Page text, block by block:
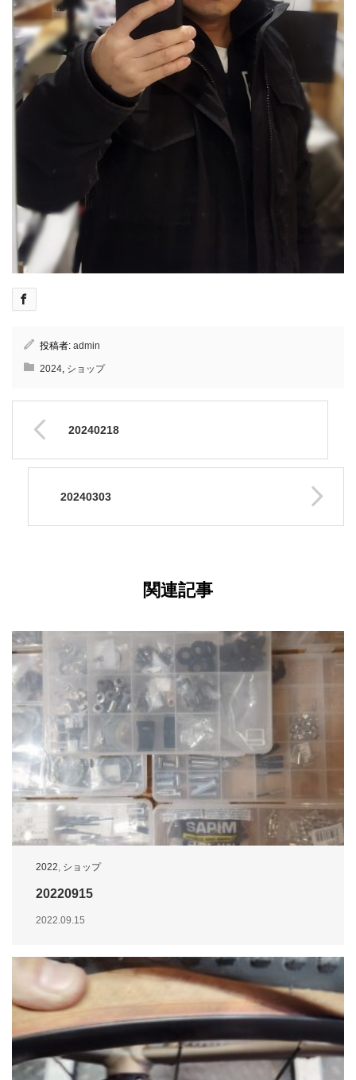
投稿者: admin
2024, ショップ
20240218
20240303
関連記事
2022 ショップ
20220915
2022.09.15